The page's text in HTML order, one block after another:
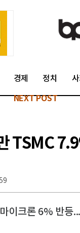
경제 정치 사
NEXT POST
TSMC
이크론 6% 반등